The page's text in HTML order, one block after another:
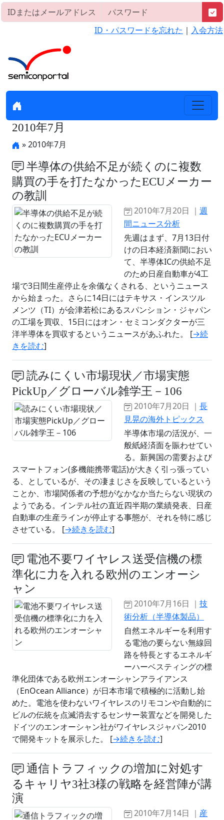
ID・パスワードを忘れた ｜ 入会方法
2010年7月
» 2010年7月
半導体の供給不足が続くのに複数
購買の手を打たなかったECUメーカー
の教訓
2010年7月20日 ｜ 週
間ニュース分析
先週はまず、7月13日付
けの日本経済新聞におい
て、半導体ICの供給不足
のため日産自動車が4工
場で3日間生産停止を余儀なくされる、というニュース
から始まった。さらに14日にはテキサス・インスツル
メンツ（TI）が会津若松にあるスパンション・ジャパン
の工場を買収、15日にはオン・セミコンダクターが三
洋半導体を買収するというニュースがあふれた。 [→続
きを読む]
読みにくい市場現状／市場実態
PickUp／グローバル雑学王－106
2010年7月20日 ｜ 長
見晃の海外トピックス
半導体市場の活況が、一
般紙経済面を賑わせてい
る。新興国の需要および
スマートフォン(多機能携帯電話)が大きく引っ張ってい
る、としているが、その凄まじさを反映しているという
ことか、市場関係者の予想がなかなか当たらない現状の
ようである。インテル社の直近四半期の業績発表、日産
自動車の生産ラインが停止する事態が、それを特に感じ
させている。 [→続きを読む]
電池不要ワイヤレス送受信機の標
準化に力を入れる欧州のエンオーシ
ャン
2010年7月16日 ｜ 技
術分析（半導体製品）
自然エネルギーを利用す
る電池の要らない無線回
路を特長とするエネルギ
ーハーベスティングの標
準化団体である欧州エンオーシャンアライアンス
（EnOcean Alliance）が日本市場で積極的に活動し始
めた。電池を使わないワイヤレスのリモコンや自動的に
ビルの伝統を点滅消去するセンサー装置などを開発した
ドイツのエンオーシャン社がワイヤレスジャパン2010
で開発キットを展示した。 [→続きを読む]
通信トラフィックの増加に対処す
るキャリヤ3社3様の戦略を経営陣が講
演
2010年7月14日 ｜ 産